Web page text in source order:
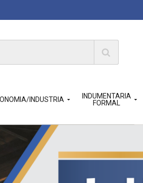
INDUSTRIA
INDUMENTARIA
FORMAL